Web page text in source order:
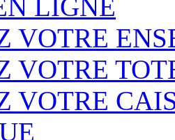
LIGNE
VOTRE
VOTRE
VOTRE